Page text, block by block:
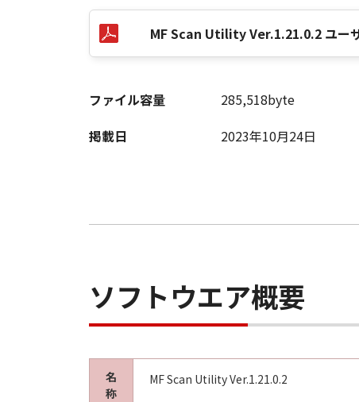
(2) お客様は、「本ソフトウェア」
す。
(3) お客様が本契約書のいずれかの
るものとします。
"commercial computer software"
chome, Ohta-ku, Tokyo 146-8501,
本条項中で使用される"the
本契約書のいずれかの条項またはそ
します。
MF Scan Utility Ver.1.21.0.2 ユーザ
ファイル容量
285,518byte
掲載日
2023年10月24日
ソフトウエア概要
名
称
MF Scan Utility Ver.1.21.0.2